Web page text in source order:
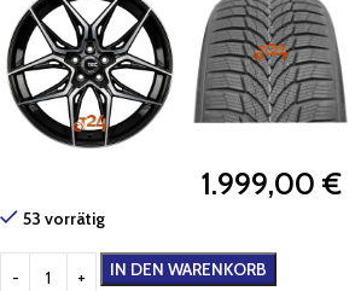
1.999,00 €
53 vorrätig
IN DEN WARENKORB